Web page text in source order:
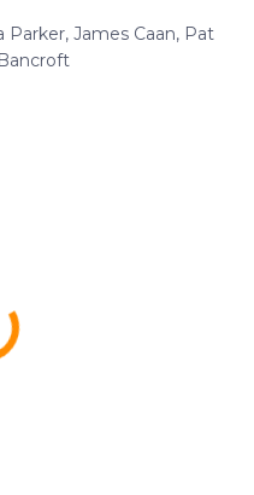
Parker, James Caan, Pat